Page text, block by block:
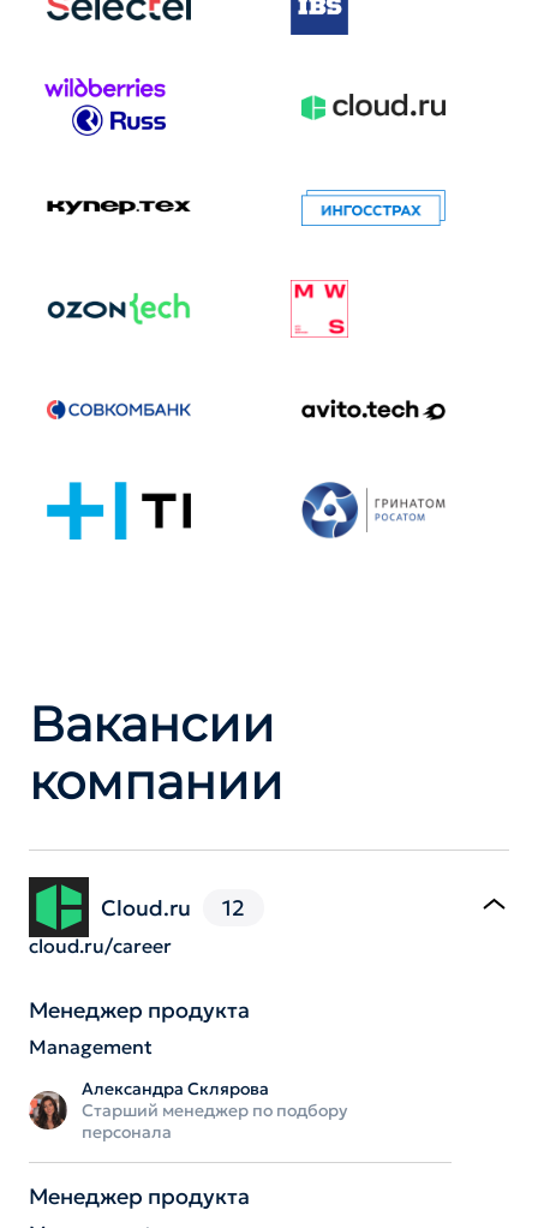
Вакансии
компании
Cloud.ru 12
cloud.ru/career
Менеджер продукта
Management
Александра Склярова
Старший менеджер по подбору
персонала
Менеджер продукта